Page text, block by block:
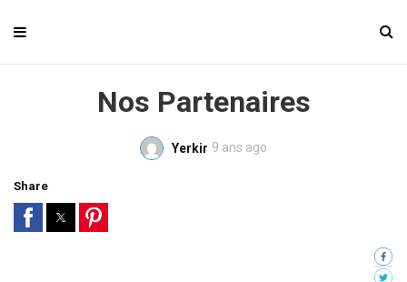
Nos Partenaires
Yerkir 9 ans ago
Share